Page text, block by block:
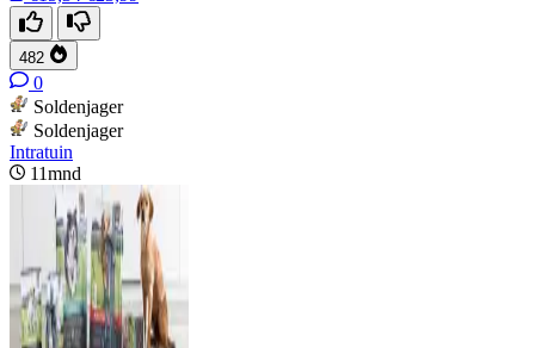
482
0
Soldenjager
Soldenjager
Intratuin
11mnd